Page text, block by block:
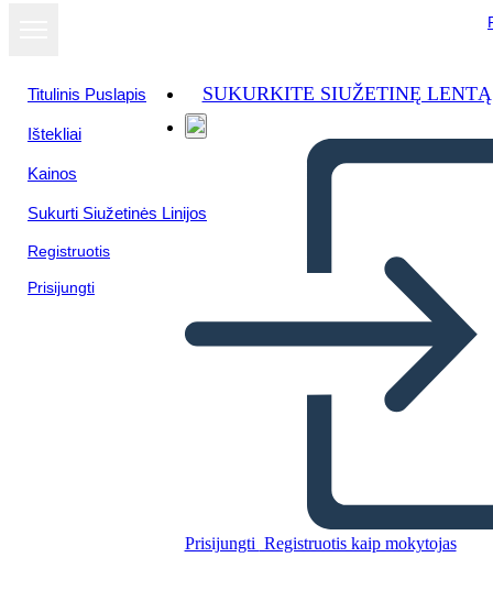
Titulinis Puslapis
Ištekliai
Kainos
Sukurti Siužetinės Linijos
Registruotis
Prisijungti
SUKURKITE SIUŽETINĘ LENTĄ
Prisijungti Registruotis kaip mokytojas
Časová os Sociálnych Štúdií
Štvorce Pracovného Listu
Žiūrėti kaip
skaidrių